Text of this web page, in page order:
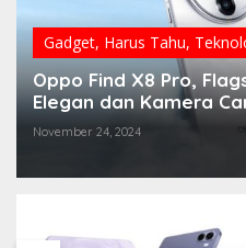
Gadget, Harus Tahu,
Oppo Find X8 Pro,
Elegan dan Kamera
dan Harganya
November 24, 2024